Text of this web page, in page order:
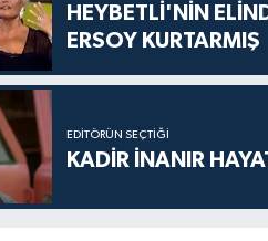
HEYBETLİ'NİN
ERSOY KURTARMIŞ
EDITÖRÜN SEÇTIĞI
KADİR İNANIR